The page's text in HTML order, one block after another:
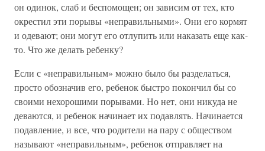
он одинок, слаб и беспомощен; он зависим от тех, кто
окрестил эти порывы «неправильными». Они его кормят
и одевают; они могут его отлупить или наказать еще как-
то. Что же делать ребенку?
Если с «неправильным» можно было бы разделаться,
просто обозначив его, ребенок быстро покончил бы со
своими нехорошими порывами. Но нет, они никуда не
деваются, и ребенок начинает их подавлять. Начинается
подавление, и все, что родители на пару с обществом
называют «неправильным», ребенок отправляет на